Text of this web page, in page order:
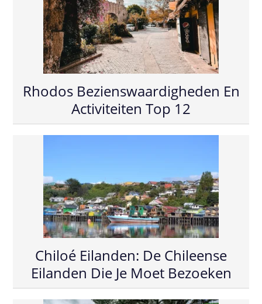
Rhodos Bezienswaardigheden En
Activiteiten Top 12
Chiloé Eilanden: De Chileense
Eilanden Die Je Moet Bezoeken